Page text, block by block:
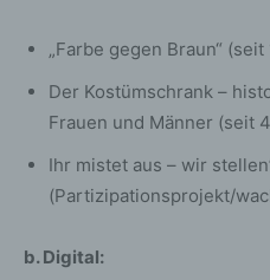
„Farbe gegen Braun“ (seit
Der Kostümschrank –
Frauen und Männer (seit
Ihr mistet aus – wir
(Partizipationsprojekt/
b. Digital: